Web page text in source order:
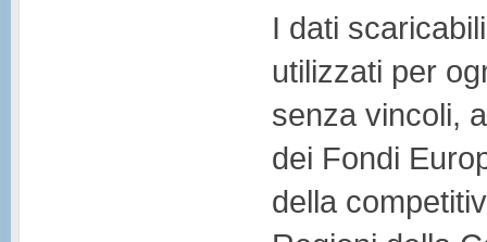
I dati
utilizzati per
senza vincoli,
dei Fondi
della